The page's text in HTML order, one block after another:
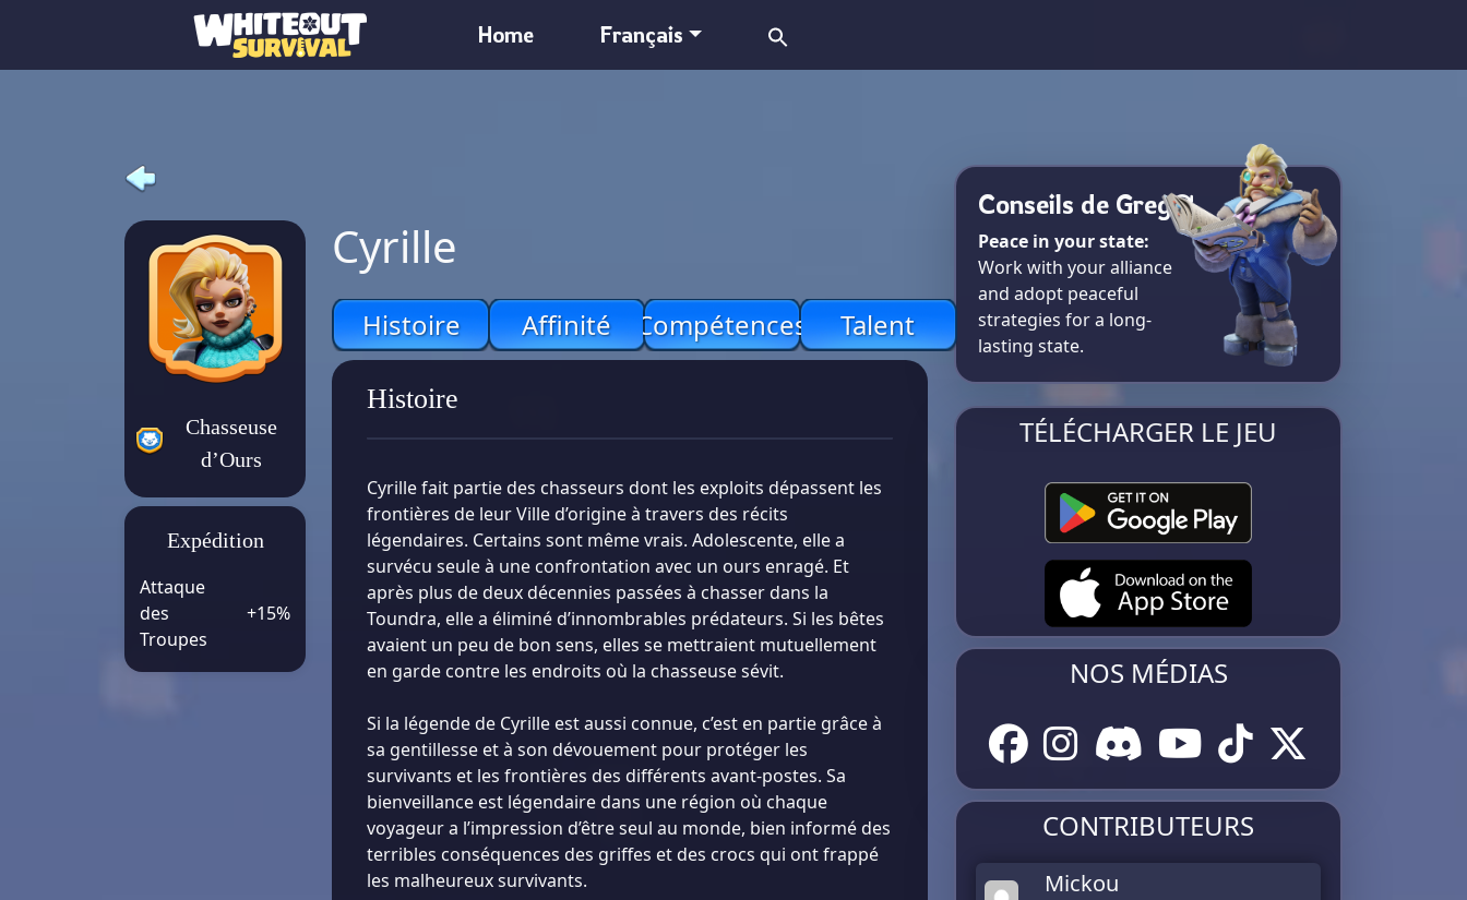
Home Français
Chasseuse
d’Ours
Expédition
Attaque
des
Troupes
+15%
Cyrille
Histoire Affinité Compétences Talent
Histoire
Cyrille fait partie des chasseurs dont les exploits dépassent les
frontières de leur Ville d’origine à travers des récits
légendaires. Certains sont même vrais. Adolescente, elle a
survécu seule à une confrontation avec un ours enragé. Et
après plus de deux décennies passées à chasser dans la
Toundra, elle a éliminé d’innombrables prédateurs. Si les bêtes
avaient un peu de bon sens, elles se mettraient mutuellement
en garde contre les endroits où la chasseuse sévit.
Si la légende de Cyrille est aussi connue, c’est en partie grâce à
sa gentillesse et à son dévouement pour protéger les
survivants et les frontières des différents avant-postes. Sa
bienveillance est légendaire dans une région où chaque
voyageur a l’impression d’être seul au monde, bien informé des
terribles conséquences des griffes et des crocs qui ont frappé
les malheureux survivants.
Conseils de Greg
Peace in your state:
Work with your alliance
and adopt peaceful
strategies for a long-
lasting state.
TÉLÉCHARGER LE JEU
NOS MÉDIAS
CONTRIBUTEURS
Mickou